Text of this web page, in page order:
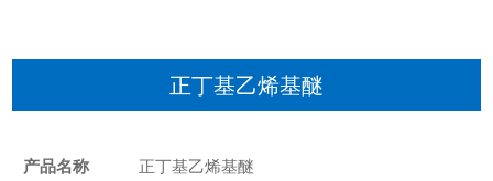
正丁基乙烯基醚
产品名称 正丁基乙烯基醚